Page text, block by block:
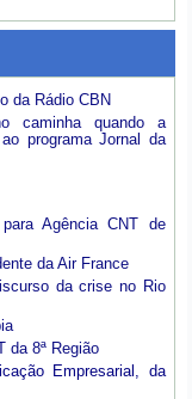
da Rádio CBN
caminha quando a
programa Jornal da
Agência CNT de
da Air France
da crise no Rio
da 8ª Região
Empresarial, da